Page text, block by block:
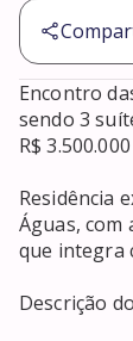
Encontro
sendo 3
R$ 3.500.000
Residência
Águas,
que integra
Descrição